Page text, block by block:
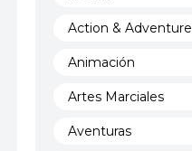
Action & Adventure
Animación
Artes Marciales
Aventuras